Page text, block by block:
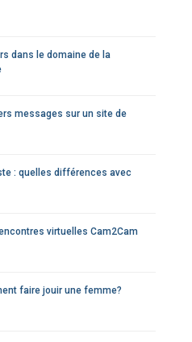
dans le domaine de la
messages sur un site de
: quelles différences avec
virtuelles Cam2Cam
faire jouir une femme?